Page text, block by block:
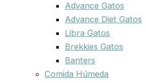
Advance Gatos
Advance Diet Gatos
Libra Gatos
Brekkies Gatos
Banters
Comida Húmeda